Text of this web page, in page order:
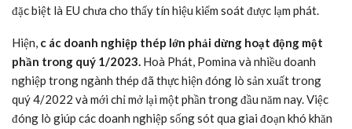
đặc biệt là EU chưa cho thấy tín hiệu kiểm soát được lạm phát.
Hiện, c ác doanh nghiệp thép lớn phải dừng hoạt động một
phần trong quý 1/2023. Hoà Phát, Pomina và nhiều doanh
nghiệp trong ngành thép đã thực hiện đóng lò sản xuất trong
quý 4/2022 và mới chỉ mở lại một phần trong đầu năm nay. Việc
đóng lò giúp các doanh nghiệp sống sót qua giai đoạn khó khăn